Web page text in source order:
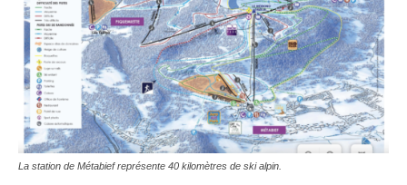
La station de Métabief représente 40 kilomètres de ski alpin.